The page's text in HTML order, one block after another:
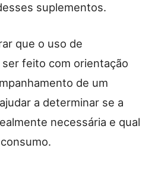
suplementos.
que o uso de
feito com orientação
de um
a determinar se a
necessária e qual